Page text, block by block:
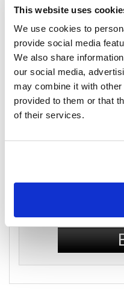
This website uses
We use cookies to
provide social media
We also share
our social media,
may combine it with
provided to them or that
of their services.
17:00
สุราษฎร์ธานี
Phantip Office (Surat
Thani Town)
ราย